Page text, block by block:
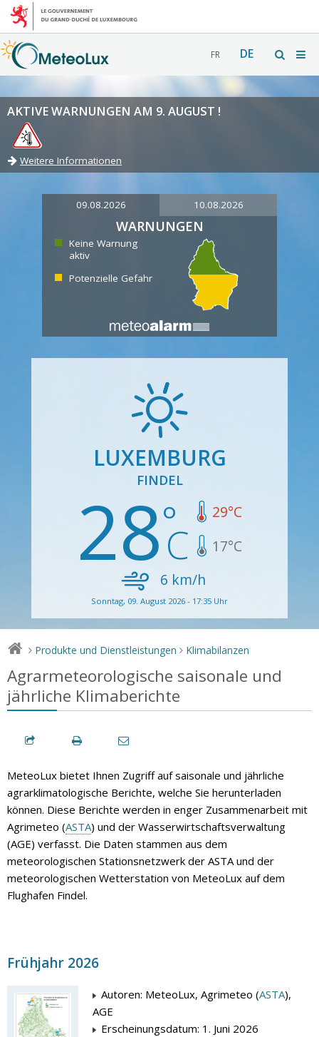
FR DE
AKTIVE WARNUNGEN AM 9. AUGUST !
Weitere Informationen
09.08.2026 10.08.2026
WARNUNGEN
Keine Warnung
aktiv
Potenzielle Gefahr
LUXEMBURG
FINDEL
28 29°C
17°C
6 km/h
Sonntag, 09. August 2026 - 17:35 Uhr
> Produkte und Dienstleistungen > Klimabilanzen
Agrarmeteorologische saisonale und
jährliche Klimaberichte
MeteoLux bietet Ihnen Zugriff auf saisonale und jährliche
agrarklimatologische Berichte, welche Sie herunterladen
können. Diese Berichte werden in enger Zusammenarbeit mit
Agrimeteo (ASTA) und der Wasserwirtschaftsverwaltung
(AGE) verfasst. Die Daten stammen aus dem
meteorologischen Stationsnetzwerk der ASTA und der
meteorologischen Wetterstation von MeteoLux auf dem
Flughafen Findel.
Frühjahr 2026
Autoren: MeteoLux, Agrimeteo (ASTA),
AGE
Erscheinungsdatum: 1. Juni 2026